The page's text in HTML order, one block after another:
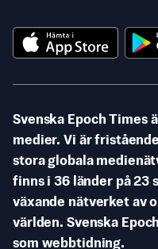
Svenska Epoch Times
medier. Vi är
stora globala
finns i 36 länder på 23
växande nätverket av
världen. Svenska
som webbtidning.